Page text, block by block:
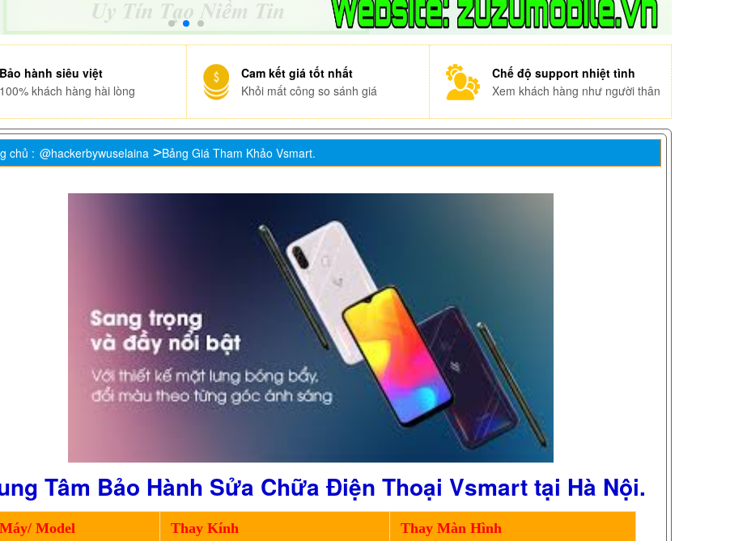
Bảo hành siêu việt
100% khách hàng hài lòng
Cam kết giá tốt nhất
Khỏi mất công so sánh giá
Chế độ support nhiệt tình
Xem khách hàng như người thân
chủ : @hackerbywuselaina Bảng Giá Tham Khảo Vsmart.
Tâm Bảo Hành Sửa Chữa Điện Thoại Vsmart tại Hà Nội.
Model Thay Kính Thay Màn Hình